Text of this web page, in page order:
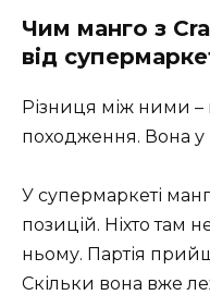
Чим манго з
від
Різниця між ними –
походження. Вона у
У супермаркеті
позицій. Ніхто там
ньому. Партія
Скільки вона вже